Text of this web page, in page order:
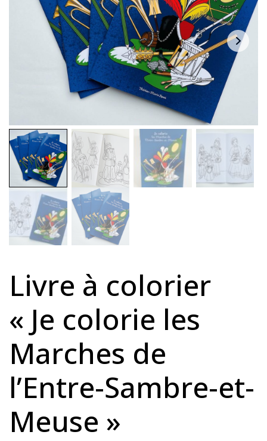
Livre à colorier
« Je colorie les
Marches de
l’Entre-Sambre-et-
Meuse »